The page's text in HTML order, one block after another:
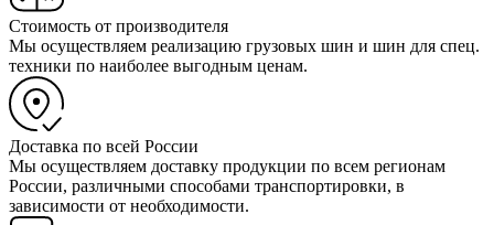
Стоимость от производителя
Мы осуществляем реализацию грузовых шин и шин для спец.
техники по наиболее выгодным ценам.
Доставка по всей России
Мы осуществляем доставку продукции по всем регионам
России, различными способами транспортировки, в
зависимости от необходимости.